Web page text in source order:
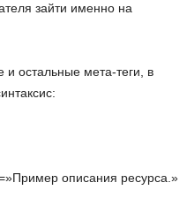
зайти именно на
и остальные мета-теги, в
описания ресурса.»